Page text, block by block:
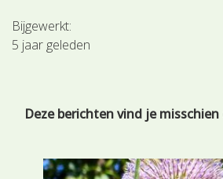
Bijgewerkt:
5 jaar geleden
Deze berichten vind je